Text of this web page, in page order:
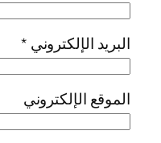
البريد الإلكتروني *
الموقع الإلكتروني